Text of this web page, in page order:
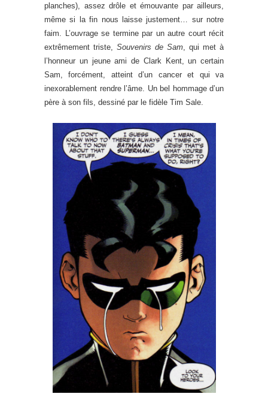
planches), assez drôle et émouvante par ailleurs,
même si la fin nous laisse justement… sur notre
faim. L’ouvrage se termine par un autre court récit
extrêmement triste, Souvenirs de Sam , qui met à
l’honneur un jeune ami de Clark Kent, un certain
Sam, forcément, atteint d’un cancer et qui va
inexorablement rendre l’âme. Un bel hommage d’un
père à son fils, dessiné par le fidèle Tim Sale.